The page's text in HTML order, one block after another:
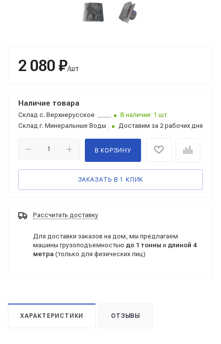
2 080 ₽/шт
Наличие товара
Склад с. Верхнерусское
В наличии: 1 шт
Склад г. Минеральные Воды Доставим за 2 рабочих дня
В КОРЗИНУ
ЗАКАЗАТЬ В 1 КЛИК
Рассчитать доставку
Для доставки заказов на дом, мы предлагаем
машины грузоподъемностью до 1 тонны и длиной 4
метра (только для физических лиц)
ХАРАКТЕРИСТИКИ ОТЗЫВЫ